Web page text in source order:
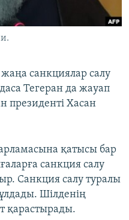
санкциялар салу
Тегеран да жауап
президенті Хасан
қатысы бар
санкция салу
Санкция салу туралы
Шілденің
қарастырады.